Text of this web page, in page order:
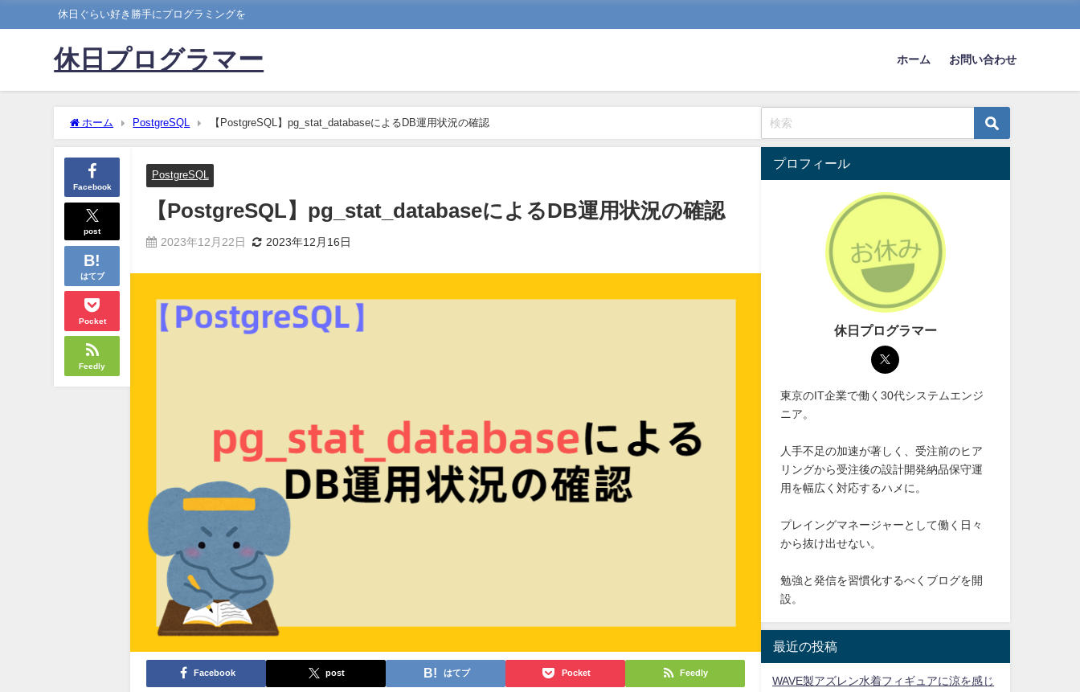
休日ぐらい好き勝手にプログラミングを
休日プログラマー ホーム お問い合わせ
ホーム PostgreSQL 【PostgreSQL】pg_stat_databaseによるDB運用状況の確認
Facebook
post
はてブ
Pocket
Feedly
PostgreSQL
【PostgreSQL】pg_stat_databaseによるDB運用状況の確認
2023年12月22日 2023年12月16日
Facebook post はてブ Pocket Feedly
プロフィール
休日プログラマー
東京のIT企業で働く30代システムエンジ
ニア。
人手不足の加速が著しく、受注前のヒア
リングから受注後の設計開発納品保守運
用を幅広く対応するハメに。
プレイングマネージャーとして働く日々
から抜け出せない。
勉強と発信を習慣化するべくブログを開
設。
最近の投稿
WAVE製アズレン水着フィギュアに涼を感じ